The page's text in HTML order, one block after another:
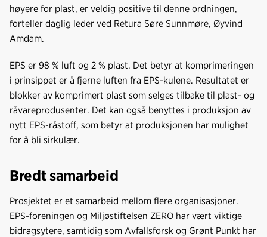
høyere for plast, er veldig positive til denne ordningen,
forteller daglig leder ved Retura Søre Sunnmøre, Øyvind
Amdam.
EPS er 98 % luft og 2 % plast. Det betyr at komprimeringen
i prinsippet er å fjerne luften fra EPS-kulene. Resultatet er
blokker av komprimert plast som selges tilbake til plast- og
råvareprodusenter. Det kan også benyttes i produksjon av
nytt EPS-råstoff, som betyr at produksjonen har mulighet
for å bli sirkulær.
Bredt samarbeid
Prosjektet er et samarbeid mellom flere organisasjoner.
EPS-foreningen og Miljøstiftelsen ZERO har vært viktige
bidragsytere, samtidig som Avfallsforsk og Grønt Punkt har